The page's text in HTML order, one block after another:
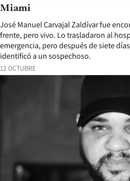
12 OCTUBRE
José Manuel Carvajal Zaldívar fue
frente, pero vivo. Lo trasladaron al
emergencia, pero después de siete
identificó a un sospechoso.
Miami